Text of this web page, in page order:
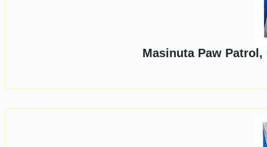
Masinuta Paw Patrol,